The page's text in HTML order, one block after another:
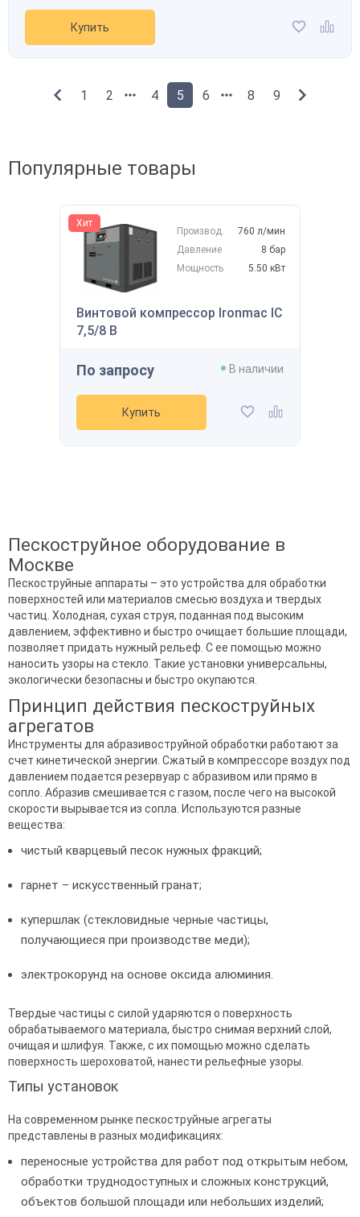
Купить
1 2 4 5 6 8 9
Популярные товары
Хит
Винтовой компрессор Ironmac IC
7,5/8 B
Производ.
760 л/мин
Давление
8 бар
Мощность
5.50 кВт
По запросу В наличии
Купить
Пескоструйное оборудование в
Москве
Пескоструйные аппараты – это устройства для обработки
поверхностей или материалов смесью воздуха и твердых
частиц. Холодная, сухая струя, поданная под высоким
давлением, эффективно и быстро очищает большие площади,
позволяет придать нужный рельеф. С ее помощью можно
наносить узоры на стекло. Такие установки универсальны,
экологически безопасны и быстро окупаются.
Принцип действия пескоструйных
агрегатов
Инструменты для абразивоструйной обработки работают за
счет кинетической энергии. Сжатый в компрессоре воздух под
давлением подается резервуар с абразивом или прямо в
сопло. Абразив смешивается с газом, после чего на высокой
скорости вырывается из сопла. Используются разные
вещества:
чистый кварцевый песок нужных фракций;
гарнет – искусственный гранат;
купершлак (стекловидные черные частицы,
получающиеся при производстве меди);
электрокорунд на основе оксида алюминия.
Твердые частицы с силой ударяются о поверхность
обрабатываемого материала, быстро снимая верхний слой,
очищая и шлифуя. Также, с их помощью можно сделать
поверхность шероховатой, нанести рельефные узоры.
Типы установок
На современном рынке пескоструйные агрегаты
представлены в разных модификациях:
переносные устройства для работ под открытым небом,
обработки труднодоступных и сложных конструкций,
объектов большой площади или небольших изделий;